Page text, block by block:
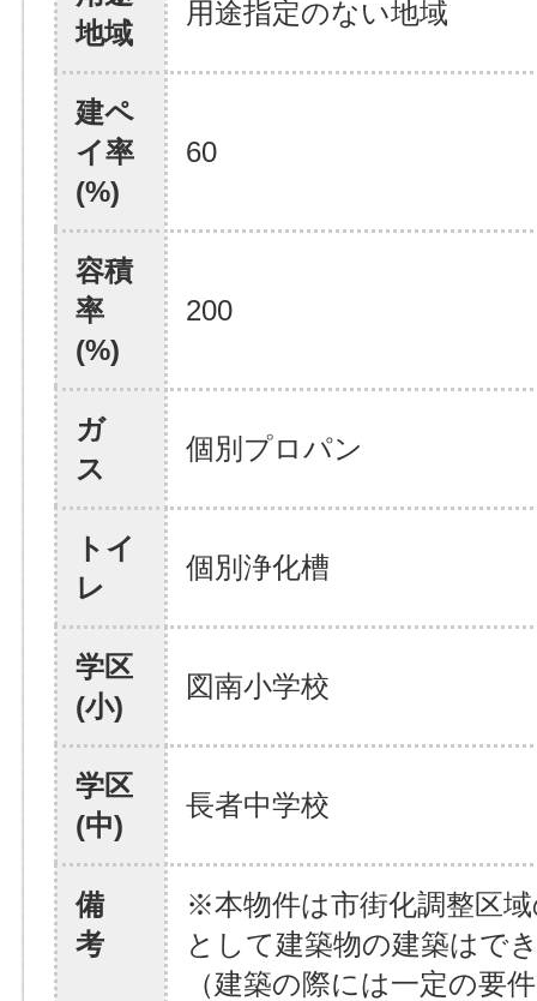
地域
用途指定のない地域
建ペ
イ率
(%)
60
容積
率
(%)
200
ガ
ス
個別プロパン
トイ
レ
個別浄化槽
学区
(小)
図南小学校
学区
(中)
長者中学校
備
考
※本物件は市街化調整区
として建築物の建築はで
（建築の際には一定の要